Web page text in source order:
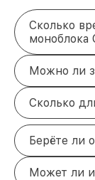
Сколько
моноблока
Можно ли
Сколько
Берёте ли
Может ли